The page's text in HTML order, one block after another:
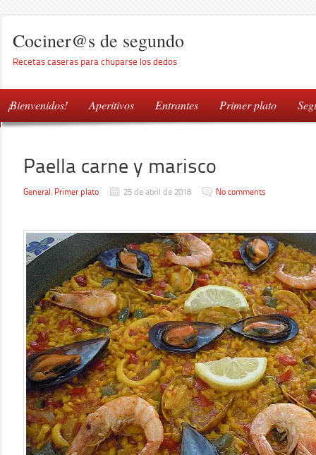
Cociner@s de segundo
Recetas caseras para chuparse los dedos
¡Bienvenidos! Aperitivos Entrantes Primer plato
Paella carne y marisco
General, Primer plato 25 de abril de 2018 No comments